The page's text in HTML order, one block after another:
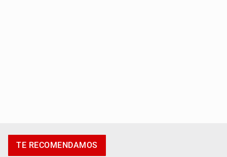
en Oblatos
TE RECOMENDAMOS